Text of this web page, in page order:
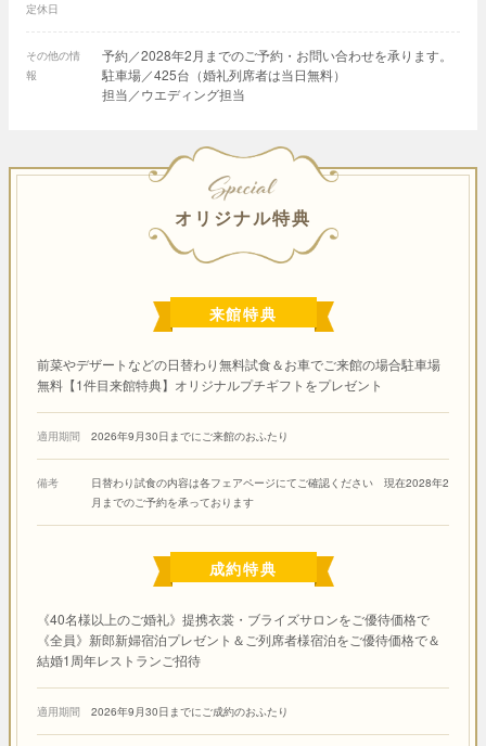
定休日
その他の情
報
予約／2028年2月までのご予約・お問い合わせを承ります。
駐車場／425台（婚礼列席者は当日無料）
担当／ウエディング担当
SPECIAL
オリジナル特典
来館特典
前菜やデザートなどの日替わり無料試食＆お車でご来館の場合駐車場
無料【1件目来館特典】オリジナルプチギフトをプレゼント
適用期間 2026年9月30日までにご来館のおふたり
備考
日替わり試食の内容は各フェアページにてご確認ください 現在2028年2
月までのご予約を承っております
成約特典
《40名様以上のご婚礼》提携衣裳・ブライズサロンをご優待価格で
《全員》新郎新婦宿泊プレゼント＆ご列席者様宿泊をご優待価格で＆
結婚1周年レストランご招待
適用期間 2026年9月30日までにご成約のおふたり